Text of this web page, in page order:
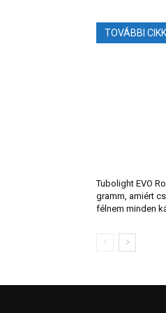
TOVÁBBI
Tubolight EVO
gramm, amiért
félnem minden